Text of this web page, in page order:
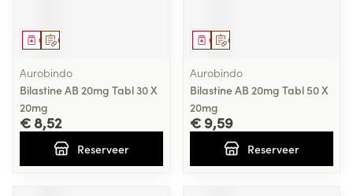
Op voorschrift
Geneesmiddel
Aurobindo
Bilastine AB 20mg Tabl 30 X
20mg
€ 8,52
Reserveer
Op voorschrift
Geneesmiddel
Aurobindo
Bilastine AB 20mg Tabl 50 X
20mg
€ 9,59
Reserveer